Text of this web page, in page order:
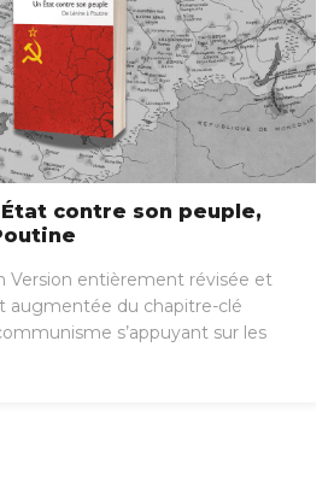
contre son peuple,
Version entièrement révisée et
augmentée du chapitre-clé
s’appuyant sur les